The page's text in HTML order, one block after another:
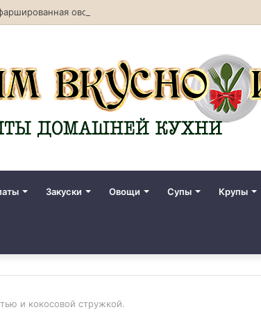
овощами. Рецепт с фото
Закуски Овощи Супы Крупы
и кокосовой стружкой.